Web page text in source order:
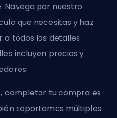
Navega por nuestro
que necesitas y haz
a todos los detalles
incluyen precios y
completar tu compra es
soportamos múltiples